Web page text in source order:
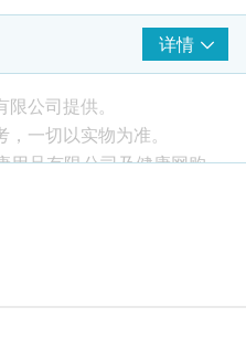
桑叶、姜黄及番石榴等
要可增加，最多一日12
详情
公司提供。
一切以实物为准。
用品有限公司及健康网购
议权。